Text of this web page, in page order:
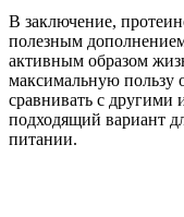
В заключение,
полезным
активным образом
максимальную пользу
сравнивать с другими
подходящий вариант
питании.